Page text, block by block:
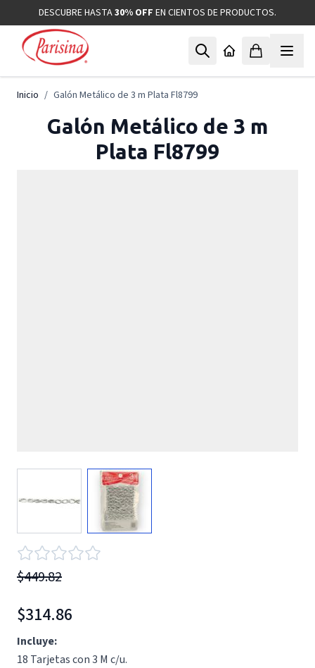
Ir al contenidoDESCUBRE HASTA30% OFF EN CIENTOS DE PRODUCTOS.
Inicio / Galón Metálico de 3 m Plata Fl8799
Galón Metálico de 3 m
Plata Fl8799
View larger imageView larger image
$449.82
$314.86
Incluye:
18 Tarjetas con 3 M c/u.